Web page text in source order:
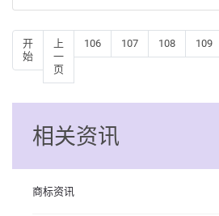
开
始
上
一
页
106 107 108 109
相关资讯
商标资讯